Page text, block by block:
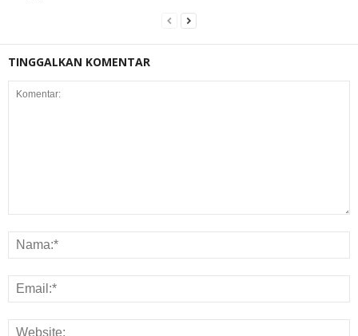
TINGGALKAN KOMENTAR